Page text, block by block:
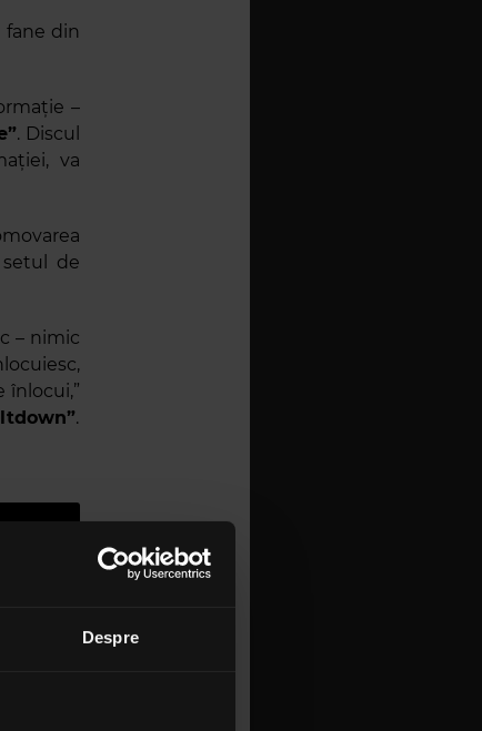
Despre
fane din
–
. Discul
va
de
– nimic
.